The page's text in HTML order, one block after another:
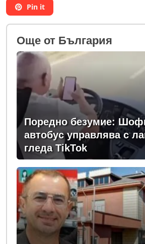
Pin it
Oще от България
Поредно безумие:
автобус управлява с
гледа TikTok